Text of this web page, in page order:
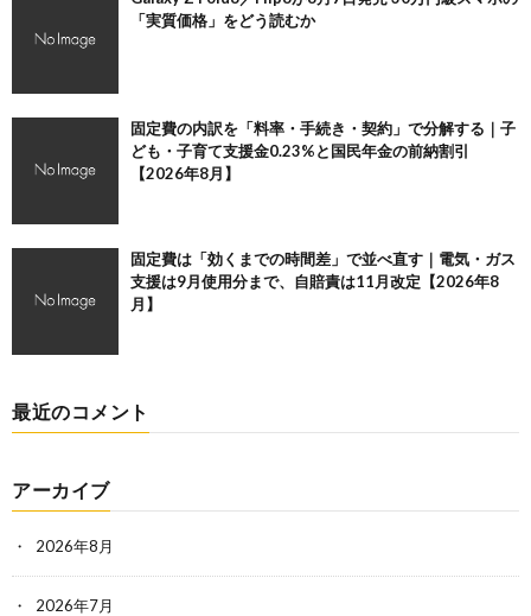
「実質価格」をどう読むか
固定費の内訳を「料率・手続き・契約」で分解する｜子
ども・子育て支援金0.23%と国民年金の前納割引
【2026年8月】
固定費は「効くまでの時間差」で並べ直す｜電気・ガス
支援は9月使用分まで、自賠責は11月改定【2026年8
月】
最近のコメント
アーカイブ
2026年8月
2026年7月